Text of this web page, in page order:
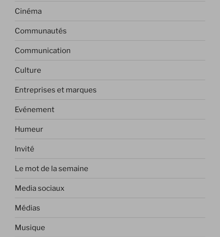
Cinéma
Communautés
Communication
Culture
Entreprises et marques
Evénement
Humeur
Invité
Le mot de la semaine
Media sociaux
Médias
Musique